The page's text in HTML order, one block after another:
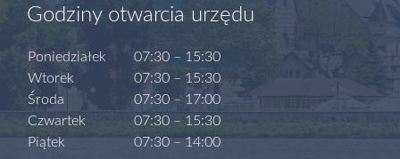
Godziny otwarcia urzędu
Poniedziałek
Wtorek
Środa
Czwartek
Piątek
07:30 – 15:30
07:30 – 15:30
07:30 – 17:00
07:30 – 15:30
07:30 – 14:00